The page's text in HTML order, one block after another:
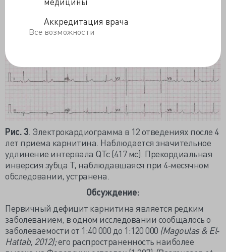
Аккредитация врача
Все возможности
инвертированных прекардиальных зубцов Т.
Рис. 3 . Электрокардиограмма в 12 отведениях после 4
лет приема карнитина. Наблюдается значительное
удлинение интервала QTc (417 мс). Прекордиальная
инверсия зубца Т, наблюдавшаяся при 4‐месячном
обследовании, устранена.
Обсуждение:
Первичный дефицит карнитина является редким
заболеванием, в одном исследовании сообщалось о
заболеваемости от 1:40 000 до 1:120 000 (Magoulas & El‐
Hattab, 2012);его распространенность наиболее